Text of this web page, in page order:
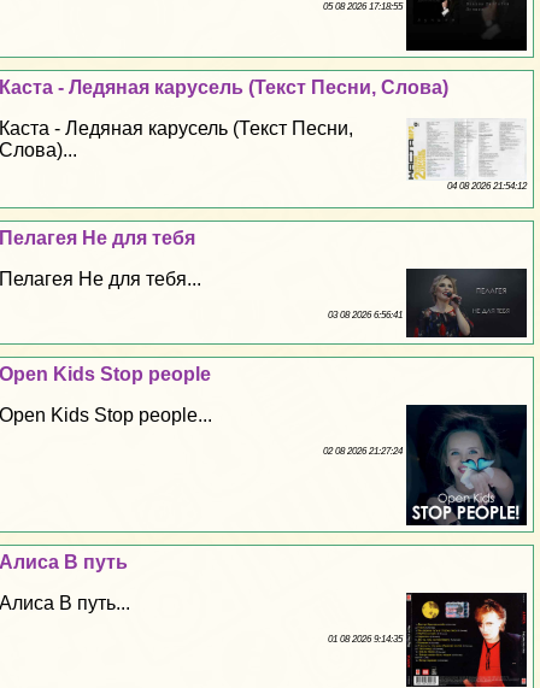
05 08 2026 17:18:55
Каста - Ледяная карусель (Текст Песни, Слова)
Каста - Ледяная карусель (Текст Песни,
Слова)...
04 08 2026 21:54:12
Пелагея Не для тебя
Пелагея Не для тебя...
03 08 2026 6:56:41
Open Kids Stop people
Open Kids Stop people...
02 08 2026 21:27:24
Алиса В путь
Алиса В путь...
01 08 2026 9:14:35